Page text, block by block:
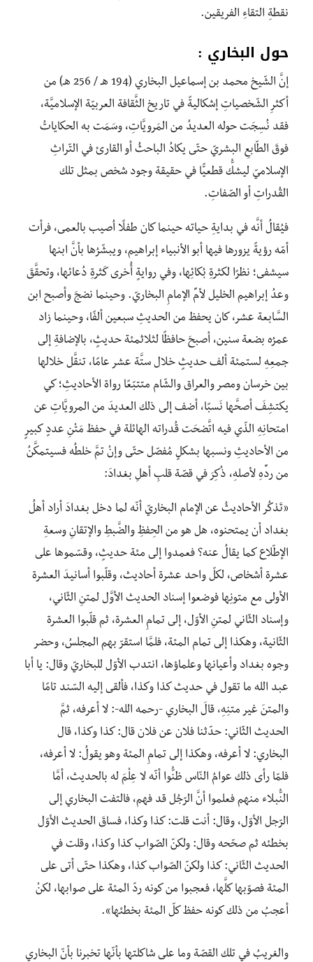
نقطةِ التقاءِ الفريقين.
حول البخاري :
إنَّ الشّيخ محمد بن إسماعيل البخاري (194 هـ / 256 هـ) من
أكثرِ الشّخصياتِ إشكاليةً في تاريخ الثَّقافة العربيّة الإسلاميَّة،
فقد نُسِجَت حوله العديدُ من المَرويَّاتِ، وسَمَت به الحكاياتُ
فوقَ الطّابعِ البشريّ حتّى يكادُ الباحثُ أو القارئ في التّراثِ
الإسلاميّ ليشكُّ قطعيًّا في حقيقة وجود شخص بمثل تلك
القُدراتِ أو الصّفاتِ.
فيُقالُ أنَّه في بدايةِ حياته حينما كان طفلًا اُصيب بالعمى، فرأت
أمّه رؤيةً يزورها فيها أبو الأنبياء إبراهيم، ويبشّرُها بأنَّ ابنها
سيشفى؛ نظرًا لكثرةِ بُكائِها، وفي روايةٍ أُخرى كَثرةِ دُعائها، وتحقَّقَ
وعدُ إبراهيم الخليل لأمِّ الإمامِ البخاريّ. وحينما نضجَ وأصبح ابن
السَّابعة عشر، كان يحفظ من الحديثِ سبعين ألفًا، وحينما زاد
عمرُه بضعة سنين، أصبحَ حافظًا لثلاثمئة حديثٍ، بالإضافةِ إلى
جمعِهِ لستمئة ألف حديثٍ خلال ستَّة عشر عامًا، تنقَّل خلالها
بين خرسان ومصر والعراق والشّام متتبّعًا رواة الأحاديثِ؛ كي
يكتشِفَ أصحَّها نَسبًا، أضف إلى ذلك العديدَ من المرويَّاتِ عن
امتحانِهِ الذّي فيه اتَّضحَت قُدراته الهائلة في حفظ مَتْنِ عددٍ كبيرٍ
من الأحاديثِ ونسبها بشكلٍ مُفصّل حتّى وإنْ تمَّ خلطُه فسيتمكَّنُ
من ردِّهِ لأصلهِ، ذُكِرَ في قصّة قلبِ أهلِ بغدادَ:
«تَذكُر الأحاديثُ عن الإمام البخاريّ أنّه لما دخل بغدادَ أراد أهلُ
بغداد أن يمتحنوه، هل هو من الحِفظِ والضَّبطِ والإتقانِ وسعةِ
الإطّلاع كما يقالُ عنه؟ فعمدوا إلى مئة حديثٍ، وقسّموها على
عشرة أشخاص، لكلّ واحد عشرة أحاديث، وقلّبوا أسانيدَ العشرة
الأولى مع متونِها فوضعوا إسناد الحديث الأوَّل لمتنِ الثّاني،
وإسناد الثّاني لمتنِ الأوّل، إلى تمامِ العشرة، ثم قلّبوا العشرة
الثّانية، وهكذا إلى تمام المئة، فلمَّا استقرّ بهم المجلسُ، وحضر
وجوه بغداد وأعيانها وعلماؤها، انتدب الأوّل للبخاريّ وقال: يا أبا
عبد الله ما تقول في حديث كذا وكذا، فألقى إليه السّند تامًا
والمتنَ غير متنِهِ، قالَ البخاري -رحمه الله-: لا أعرفه، ثمَّ
الحديث الثّاني: حدّثنا فلان عن فلان قال: كذا وكذا، قال
البخاري: لا أعرفه، وهكذا إلى تمامِ المئة وهو يقولُ: لا أعرفه،
فلمّا رأى ذلك عوامُ النّاس ظنُّوا أنّه لا عِلْمَ له بالحديث، أمَّا
النُّبلاء منهم فعلموا أنَّ الرّجُل قد فهم، فالتفت البخاري إلى
الرّجل الأوّل، وقال: أنت قلت: كذا وكذا، فساقَ الحديث الأوّل
بخطئه ثم صحّحه وقال: ولكنّ الصّواب كذا وكذا، وقلت في
الحديث الثّاني: كذا ولكنّ الصّواب كذا، وهكذا حتّى أتى على
المئة فصوّبها كلَّها، فعجبوا من كونه ردّ المئة على صوابها، لكنْ
أعجبُ من ذلك كونه حفظ كلّ المئة بخطئها».
والغريبُ في تلك القصّة وما على شاكلتها بأنّها تخبرنا بأنّ البخاري